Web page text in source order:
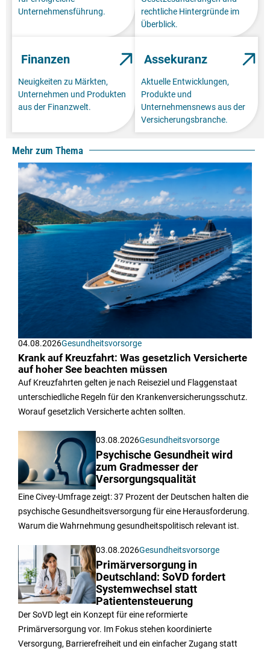
Unternehmensführung.
rechtliche Hintergründe im
Überblick.
Finanzen
Neuigkeiten zu Märkten,
Unternehmen und Produkten
aus der Finanzwelt.
Assekuranz
Aktuelle Entwicklungen,
Produkte und
Unternehmensnews aus der
Versicherungsbranche.
Mehr zum Thema
04.08.2026Gesundheitsvorsorge
Krank auf Kreuzfahrt: Was gesetzlich Versicherte
auf hoher See beachten müssen
Auf Kreuzfahrten gelten je nach Reiseziel und Flaggenstaat
unterschiedliche Regeln für den Krankenversicherungsschutz.
Worauf gesetzlich Versicherte achten sollten.
03.08.2026Gesundheitsvorsorge
Psychische Gesundheit wird
zum Gradmesser der
Versorgungsqualität
Eine Civey-Umfrage zeigt: 37 Prozent der Deutschen halten die
psychische Gesundheitsversorgung für eine Herausforderung.
Warum die Wahrnehmung gesundheitspolitisch relevant ist.
03.08.2026Gesundheitsvorsorge
Primärversorgung in
Deutschland: SoVD fordert
Systemwechsel statt
Patientensteuerung
Der SoVD legt ein Konzept für eine reformierte
Primärversorgung vor. Im Fokus stehen koordinierte
Versorgung, Barrierefreiheit und ein einfacher Zugang statt